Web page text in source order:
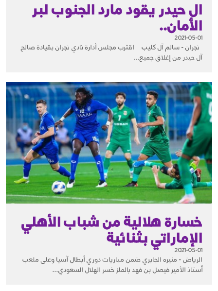
ال حيدر يقود مارد الجنوب لبر
الأمان..
2021-05-01
‎ نجران - سالم آل كليب ‏ ‎ اقترب مجلس أدارة نادي نجران بقيادة صالح
آل حيدر من إغلاق جميع...
خسارة هلالية من شباب الأهلي
الإماراتي بثنائية
2021-05-01
الرياض - منيره الجابري ضمن مباريات دوري أبطال آسيا وعلى ملعب
أستاذ الأمير فيصل بن فهد بالملز خسر الهلال السعودي...